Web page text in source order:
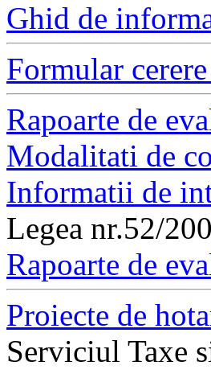
Ghid de
Formular
Rapoarte de
Modalitati de
Informatii de
Legea nr.52/
Rapoarte de
Proiecte de
Serviciul Taxe